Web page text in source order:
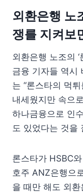
외환은행 노
쟁를 지켜보
외환은행 노조의
금융 기자들 역시
는 “론스타의 먹
내세웠지만 속으
하나금융으로 인
도 있었다는 것을
론스타가 HSBC
호주 ANZ은행으
을 때만 해도 외